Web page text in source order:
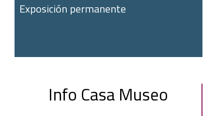
Exposición permanente
Info Casa Museo